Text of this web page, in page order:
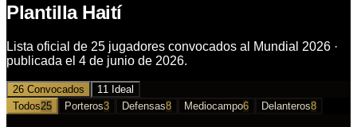
Plantilla Haití
Lista oficial de 25 jugadores convocados al Mundial 2026 ·
publicada el 4 de junio de 2026.
26 Convocados
11 Ideal
Todos25 Porteros3 Defensas8 Mediocampo6 Delanteros8